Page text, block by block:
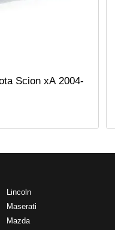
Scion xA 2004-
Lincoln
Maserati
Mazda